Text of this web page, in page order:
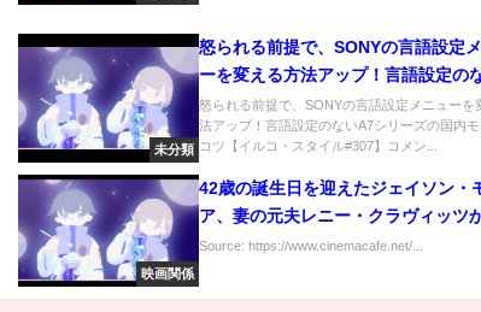
未分類
怒られる前提で、SONYの言語設定
ーを変える方法アップ！言語設定の
シリーズの国内モデルのコツ【イル
タイル#307】
怒られる前提で、SONYの言語設定メニューを
法アップ！言語設定のないA7シリーズの国内
コツ【イルコ・スタイル#307】コメン...
映画関係
42歳の誕生日を迎えたジェイソン・
ア、妻の元夫レニー・クラヴィッツ
福
Source: https://www.cinemacafe.net/...